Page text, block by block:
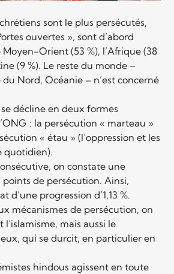
sont le plus persécutés,
ouvertes », sont d’abord
Moyen-Orient (53 %), l’Afrique (38
(9 %). Le reste du monde –
Nord, Océanie – n’est concerné
décline en deux formes
: la persécution « marteau »
« étau » (l’oppression et les
quotidien).
on constate une
de persécution. Ainsi,
d’une progression d’1,13 %.
mécanismes de persécution, on
mais aussi le
qui se durcit, en particulier en
hindous agissent en toute